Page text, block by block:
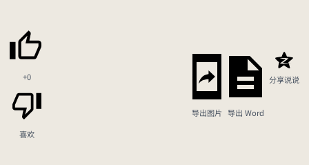
+0
喜欢
导出图片 导出 Word
分享说说